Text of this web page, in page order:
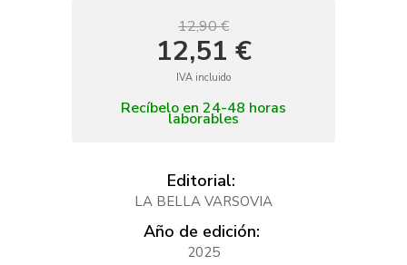
12,90 €
12,51 €
IVA incluido
Recíbelo en 24-48 horas
laborables
Editorial:
LA BELLA VARSOVIA
Año de edición:
2025